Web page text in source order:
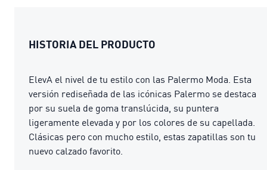
HISTORIA DEL PRODUCTO
ElevA el nivel de tu estilo con las Palermo Moda. Esta
versión rediseñada de las icónicas Palermo se destaca
por su suela de goma translúcida, su puntera
ligeramente elevada y por los colores de su capellada.
Clásicas pero con mucho estilo, estas zapatillas son tu
nuevo calzado favorito.